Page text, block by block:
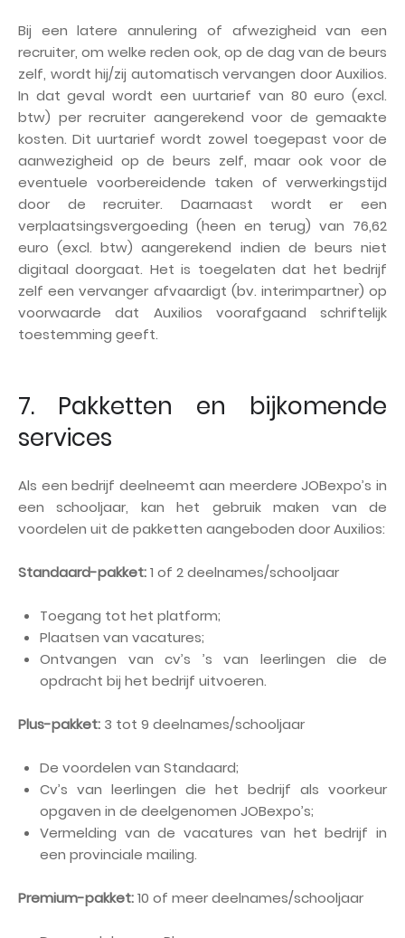
Bij een latere annulering of afwezigheid van een
recruiter, om welke reden ook, op de dag van de beurs
zelf, wordt hij/zij automatisch vervangen door Auxilios.
In dat geval wordt een uurtarief van 80 euro (excl.
btw) per recruiter aangerekend voor de gemaakte
kosten. Dit uurtarief wordt zowel toegepast voor de
aanwezigheid op de beurs zelf, maar ook voor de
eventuele voorbereidende taken of verwerkingstijd
door de recruiter. Daarnaast wordt er een
verplaatsingsvergoeding (heen en terug) van 76,62
euro (excl. btw) aangerekend indien de beurs niet
digitaal doorgaat. Het is toegelaten dat het bedrijf
zelf een vervanger afvaardigt (bv. interimpartner) op
voorwaarde dat Auxilios voorafgaand schriftelijk
toestemming geeft.
7. Pakketten en bijkomende
services
Als een bedrijf deelneemt aan meerdere JOBexpo’s in
een schooljaar, kan het gebruik maken van de
voordelen uit de pakketten aangeboden door Auxilios:
Standaard-pakket:1 of 2 deelnames/schooljaar
Toegang tot het platform;
Plaatsen van vacatures;
Ontvangen van cv’s ’s van leerlingen die de
opdracht bij het bedrijf uitvoeren.
Plus-pakket: 3 tot 9 deelnames/schooljaar
De voordelen van Standaard;
Cv’s van leerlingen die het bedrijf als voorkeur
opgaven in de deelgenomen JOBexpo’s;
Vermelding van de vacatures van het bedrijf in
een provinciale mailing.
Premium-pakket:10 of meer deelnames/schooljaar